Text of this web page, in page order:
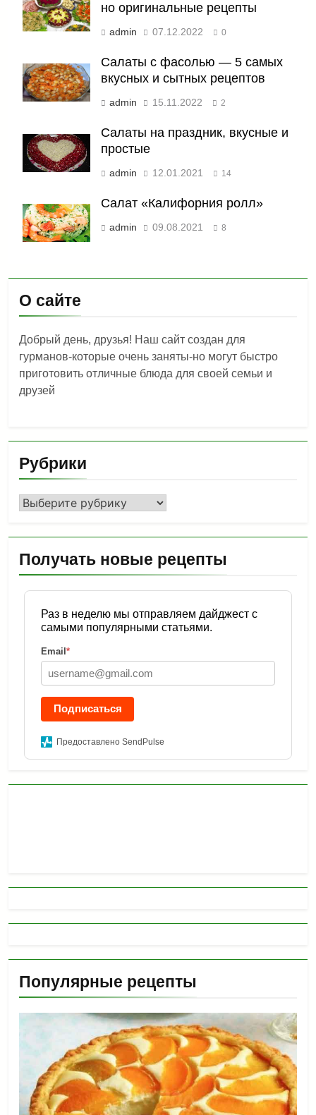
но оригинальные рецепты
admin 07.12.2022 0
Салаты с фасолью — 5 самых
вкусных и сытных рецептов
admin 15.11.2022 2
Салаты на праздник, вкусные и
простые
admin 12.01.2021 14
Салат «Калифорния ролл»
admin 09.08.2021 8
О сайте
Добрый день, друзья! Наш сайт создан для
гурманов-которые очень заняты-но могут быстро
приготовить отличные блюда для своей семьи и
друзей
Рубрики
Рубрики
Получать новые рецепты
Раз в неделю мы отправляем дайджест с
самыми популярными статьями.
Email *
Подписаться
Предоставлено SendPulse
Популярные рецепты